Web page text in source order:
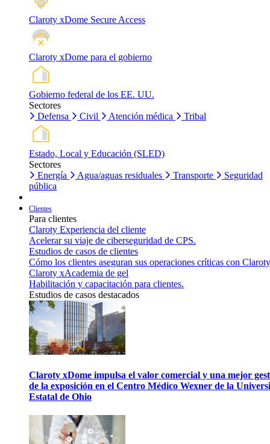
Claroty xDome Secure Access
Claroty xDome para el gobierno
Gobierno federal de los EE. UU.
Sectores
Defensa
Civil Atención médica Tribal
Estado, Local y Educación (SLED)
Sectores
Energía
Agua/aguas residuales Transporte
Seguridad
pública
Clientes
Para clientes
Claroty Experiencia del cliente
Acelerar su viaje de ciberseguridad de CPS.
Estudios de casos de clientes
Cómo los clientes aseguran sus operaciones críticas con
Claroty xAcademia de gel
Habilitación y capacitación para clientes.
Estudios de casos destacados
Claroty xDome impulsa el valor comercial y una mejor
de la exposición en el Centro Médico Wexner de la
Estatal de Ohio